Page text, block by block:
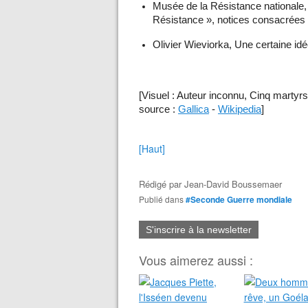
Musée de la Résistance
Résistance », notices
Olivier Wieviorka, Une certaine
[Visuel : Auteur inconnu, Cinq
source : Gallica - Wikipedia]
[Haut]
Rédigé parJean-David Boussemaer
Publié dans#Seconde Guerre mondiale
S'inscrire à la newsletter
Vous aimerez aussi :